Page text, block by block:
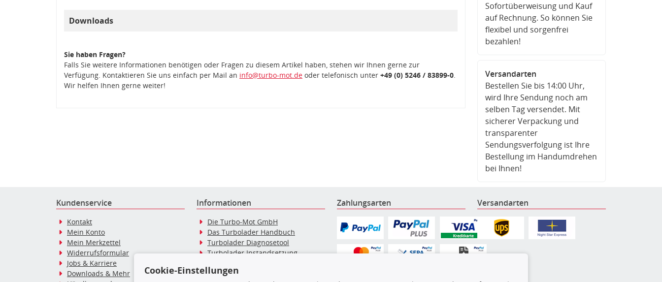
Downloads
Sie haben Fragen?
Falls Sie weitere Informationen benötigen oder Fragen zu diesem Artikel haben, stehen wir Ihnen gerne zur
Verfügung. Kontaktieren Sie uns einfach per Mail an info@turbo-mot.de oder telefonisch unter +49 (0) 5246 / 83899-0.
Wir helfen Ihnen gerne weiter!
Sofortüberweisung und Kauf
auf Rechnung. So können Sie
flexibel und sorgenfrei
bezahlen!
Versandarten
Bestellen Sie bis 14:00 Uhr,
wird Ihre Sendung noch am
selben Tag versendet. Mit
sicherer Verpackung und
transparenter
Sendungsverfolgung ist Ihre
Bestellung im Handumdrehen
bei Ihnen!
Kundenservice
Kontakt
Mein Konto
Mein Merkzettel
Widerrufsformular
Jobs & Karriere
Downloads & Mehr
Informationen
Die Turbo-Mot GmbH
Das Turbolader Handbuch
Turbolader Diagnosetool
Turbolader Instandsetzung
Blog: Werkstattinformationen
Zahlungsarten Versandarten
Cookie-Einstellungen